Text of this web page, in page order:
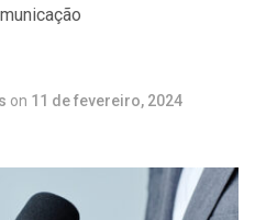
on 11 de fevereiro, 2024